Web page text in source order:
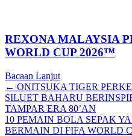
REXONA MALAYSIA
WORLD CUP 2026™
Bacaan Lanjut
Posts
navigation
← ONITSUKA TIGER
SILUET BAHARU
TAMPAR ERA 80’AN
10 PEMAIN BOLA SEPAK
BERMAIN DI FIFA WORLD